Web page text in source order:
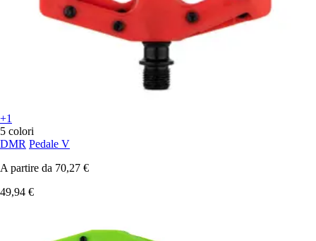
+1
5 colori
DMR Pedale V
A partire da 70,27 €
49,94 €